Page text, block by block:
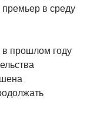
премьер в среду
прошлом году